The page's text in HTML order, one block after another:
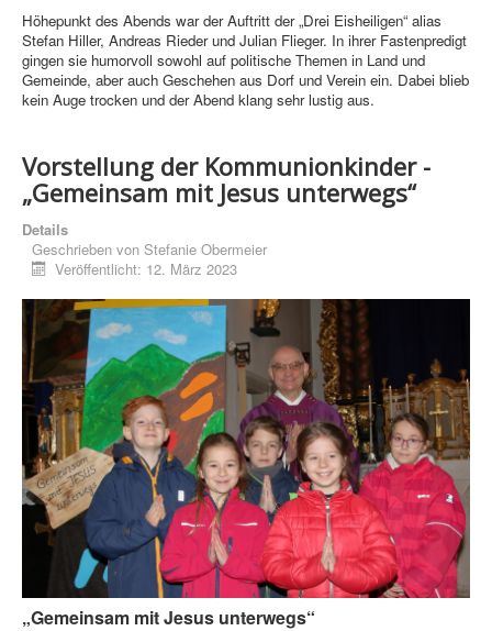
Höhepunkt des Abends war der Auftritt der „Drei Eisheiligen“ alias
Stefan Hiller, Andreas Rieder und Julian Flieger. In ihrer Fastenpredigt
gingen sie humorvoll sowohl auf politische Themen in Land und
Gemeinde, aber auch Geschehen aus Dorf und Verein ein. Dabei blieb
kein Auge trocken und der Abend klang sehr lustig aus.
Vorstellung der Kommunionkinder -
„Gemeinsam mit Jesus unterwegs“
Details
Geschrieben von Stefanie Obermeier
Veröffentlicht: 12. März 2023
„Gemeinsam mit Jesus unterwegs“